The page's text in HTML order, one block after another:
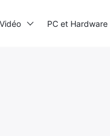
PC et Hardware